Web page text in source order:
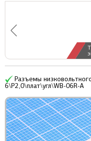
Разъемы
6\P2,0\плат\угл\WB-06R-A